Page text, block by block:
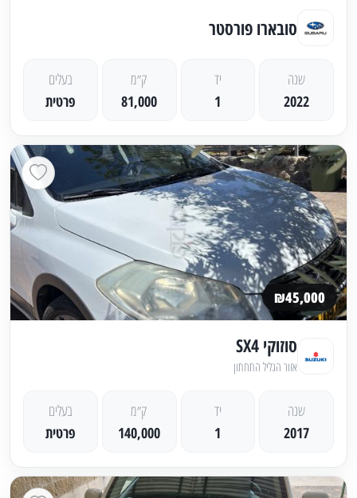
סובארו פורסטר
שנה
2022
יד
1
ק״מ
81,000
בעלים
פרטית
₪45,000
סוזוקי SX4
אזור הגליל התחתון
שנה
2017
יד
1
ק״מ
140,000
בעלים
פרטית